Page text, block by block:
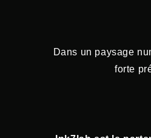
Dans un paysage
forte